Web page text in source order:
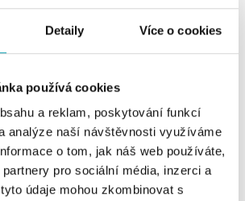
Detaily Více o cookies
používá cookies
a reklam, poskytování funkcí
analýze naší návštěvnosti využíváme
o tom, jak náš web používáte,
pro sociální média, inzerci a
údaje mohou zkombinovat s
od 88 693 Kč